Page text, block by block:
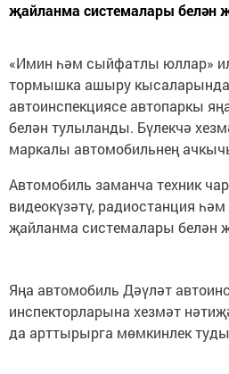
җайланма системалары белән
«Имин һәм сыйфатлы юллар»
тормышка ашыру
автоинспекциясе автопаркы
белән тулыланды. Бүлекчә
маркалы автомобильнең
Автомобиль заманча техник
видеокүзәтү, радиостанция
җайланма системалары белән
Яңа автомобиль Дәүләт
инспекторларына хезмәт
да арттырырга мөмкинлек